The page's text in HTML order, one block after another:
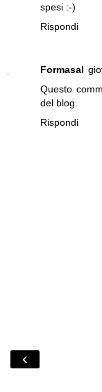
spesi :-)
Rispondi
Formasal
Questo
del blog.
Rispondi
‹